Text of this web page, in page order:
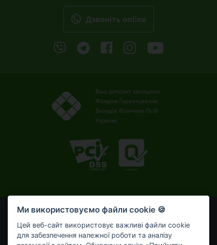
Дзвонiть online
Ваш депозит захищено
Фондом Гарантування
Вкладів Фізичних Осіб
України
© OTP Bank, 2008-2026. Усі права захищені.
Ліцензія НБУ № 191 від 05.10.2011 р.
Внесено до Державного реєстру банків №273
від 02.03.1998 р.
Ми використовуємо файли cookie 🍪
Цей веб-сайт використовує важливі файли cookie
для забезпечення належної роботи та аналізу